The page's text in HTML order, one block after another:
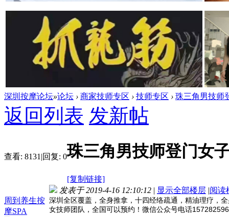
深圳按摩论坛»论坛 › 商家技师专区 › 技师专区 › 珠三角男技师
返回列表 发新帖
查看: 8131 |回复: 0珠三角男技师登门女
[复制链接]
周到养生按
摩SPA
发表于 2019-4-16 12:10:12 | 显示全部楼层 |阅读
深圳全区覆盖，全身推拿，十四经络疏通，精油理疗，
女技师团队，全国可以预约！微信公众号电话